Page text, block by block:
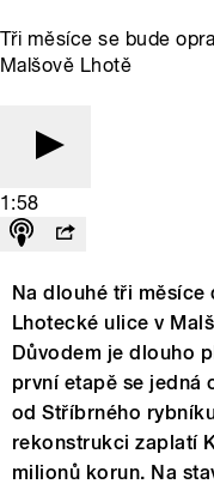
Tři měsíce se bude
Malšově Lhotě
1:58
Na dlouhé tři měsíce
Lhotecké ulice v
Důvodem je dlouho
první etapě se jedná
od Stříbrného
rekonstrukci zaplatí
milionů korun. Na